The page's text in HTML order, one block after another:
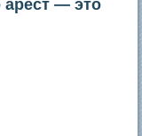
арест — это